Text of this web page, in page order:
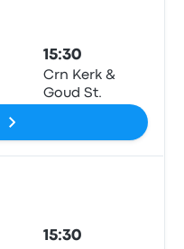
15:30
Crn Kerk &
Goud St.
15:30